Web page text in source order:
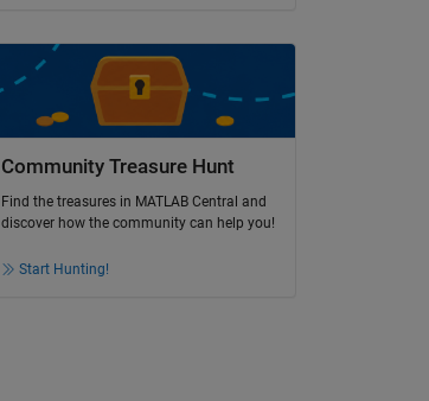
Community Treasure Hunt
Find the treasures in MATLAB Central and
discover how the community can help you!
Start Hunting!